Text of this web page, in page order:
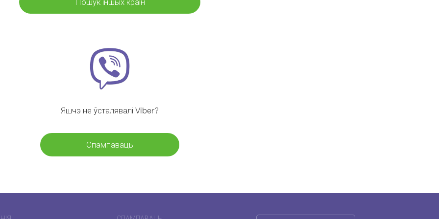
Яшчэ не ўсталявалі Viber?
Спампаваць